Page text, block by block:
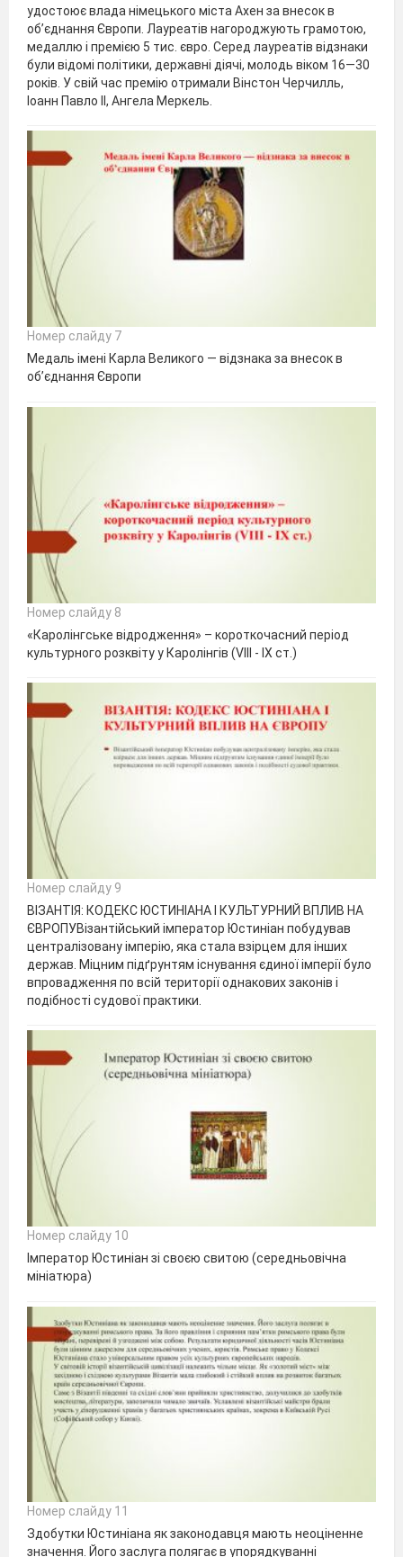
удостоює влада німецького міста Ахен за внесок в
об’єднання Європи. Лауреатів нагороджують грамотою,
медаллю і премією 5 тис. євро. Серед лауреатів відзнаки
були відомі політики, державні діячі, молодь віком 16—30
років. У свій час премію отримали Вінстон Черчилль,
Іоанн Павло II, Ангела Меркель.
Номер слайду 7
Медаль імені Карла Великого — відзнака за внесок в
об’єднання Європи
Номер слайду 8
«Каролінгське відродження» – короткочасний період
культурного розквіту у Каролінгів (VІІІ - ІХ ст.)
Номер слайду 9
ВІЗАНТІЯ: КОДЕКС ЮСТИНІАНА І КУЛЬТУРНИЙ ВПЛИВ НА
ЄВРОПУВізантійський імператор Юстиніан побудував
централізовану імперію, яка стала взірцем для інших
держав. Міцним підґрунтям існування єдиної імперії було
впровадження по всій території однакових законів і
подібності судової практики.
Номер слайду 10
Імператор Юстиніан зі своєю свитою (середньовічна
мініатюра)
Номер слайду 11
Здобутки Юстиніана як законодавця мають неоціненне
значення. Його заслуга полягає в упорядкуванні